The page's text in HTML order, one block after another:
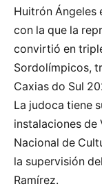
Huitrón Ángeles
con la que la
convirtió en
Sordolímpicos,
Caxias do Sul
La judoca tiene
instalaciones de
Nacional de
la supervisión
Ramírez.